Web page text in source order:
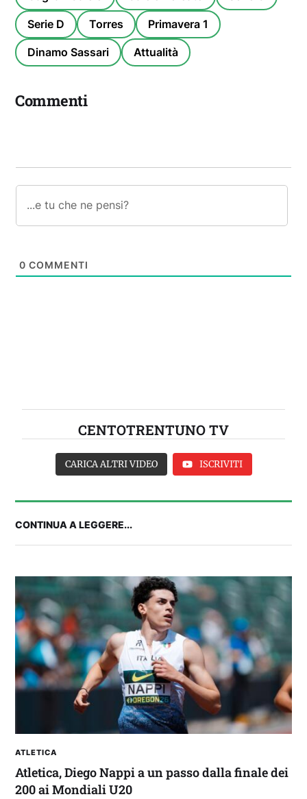
Serie D Torres Primavera 1
Dinamo Sassari Attualità
Commenti
0 COMMENTI
CENTOTRENTUNO TV
FANTA 131 LIVE | La nuova stagione al
fantacalcio: le novità di Fanta 131 e chi
acquistare
CARICA ALTRI VIDEO ISCRIVITI
CONTINUA A LEGGERE...
ATLETICA
Atletica, Diego Nappi a un passo dalla finale dei
200 ai Mondiali U20